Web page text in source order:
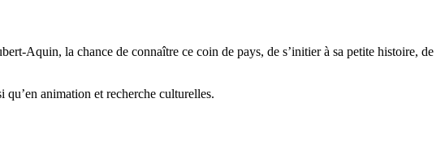
Aquin, la chance de connaître ce coin de pays, de s’initier à sa petite histoire, de
animation et recherche culturelles.